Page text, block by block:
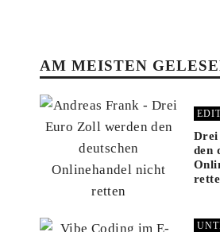
AM MEISTEN
Drei
den